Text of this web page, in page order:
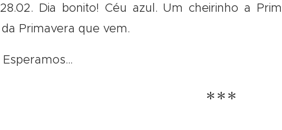
Dia bonito! Céu azul. Um cheirinho a
Primavera que vem.
***